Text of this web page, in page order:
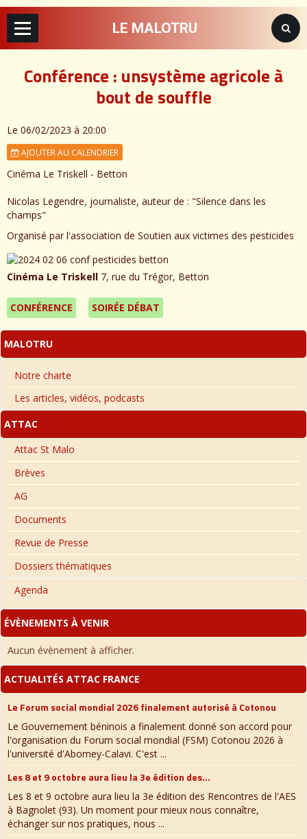
LE MALOTRU
Conférence : unsystème agricole à
bout de souffle
Le 06/02/2023 à 20:00
AJOUTER AU CALENDRIER
Cinéma Le Triskell - Betton
Nicolas Legendre, journaliste, auteur de : "Silence dans les
champs"
Organisé par l'association de Soutien aux victimes des pesticides
Cinéma Le Triskell 7, rue du Trégor, Betton
CONFÉRENCE SOIRÉE DÉBAT
MALOTRU
Notre charte
Les articles, vidéos, podcasts
ATTAC
Attac St Malo
Brèves
AG
Documents
Revue de Presse
Dossiers thématiques
Agenda
ÉVÈNEMENTS À VENIR
Aucun évènement à afficher.
ACTUALITÉS ATTAC FRANCE
Le Forum social mondial 2026 finalement autorisé à Cotonou
Le Gouvernement béninois a finalement donné son accord pour
l'organisation du Forum social mondial (FSM) Cotonou 2026 à
l'université d'Abomey-Calavi. C'est ...
Les 8 et 9 octobre aura lieu la 3e édition des...
Les 8 et 9 octobre aura lieu la 3e édition des Rencontres de l'AES
à Bagnolet (93). Un moment pour mieux nous connaître,
échanger sur nos pratiques, nous ...